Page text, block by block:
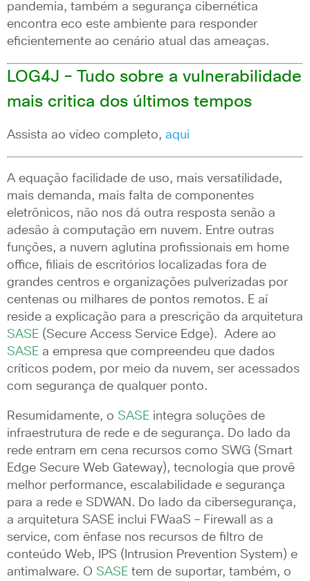
pandemia, também a segurança cibernética
encontra eco este ambiente para responder
eficientemente ao cenário atual das ameaças.
LOG4J – Tudo sobre a vulnerabilidade
mais critica dos últimos tempos
Assista ao vídeo completo, aqui
A equação facilidade de uso, mais versatilidade,
mais demanda, mais falta de componentes
eletrônicos, não nos dá outra resposta senão a
adesão à computação em nuvem. Entre outras
funções, a nuvem aglutina profissionais em home
office, filiais de escritórios localizadas fora de
grandes centros e organizações pulverizadas por
centenas ou milhares de pontos remotos. E aí
reside a explicação para a prescrição da arquitetura
SASE (Secure Access Service Edge). Adere ao
SASE a empresa que compreendeu que dados
críticos podem, por meio da nuvem, ser acessados
com segurança de qualquer ponto.
Resumidamente, o SASE integra soluções de
infraestrutura de rede e de segurança. Do lado da
rede entram em cena recursos como SWG (Smart
Edge Secure Web Gateway), tecnologia que provê
melhor performance, escalabilidade e segurança
para a rede e SDWAN. Do lado da cibersegurança,
a arquitetura SASE inclui FWaaS – Firewall as a
service, com ênfase nos recursos de filtro de
conteúdo Web, IPS (Intrusion Prevention System) e
antimalware. O SASE tem de suportar, também, o